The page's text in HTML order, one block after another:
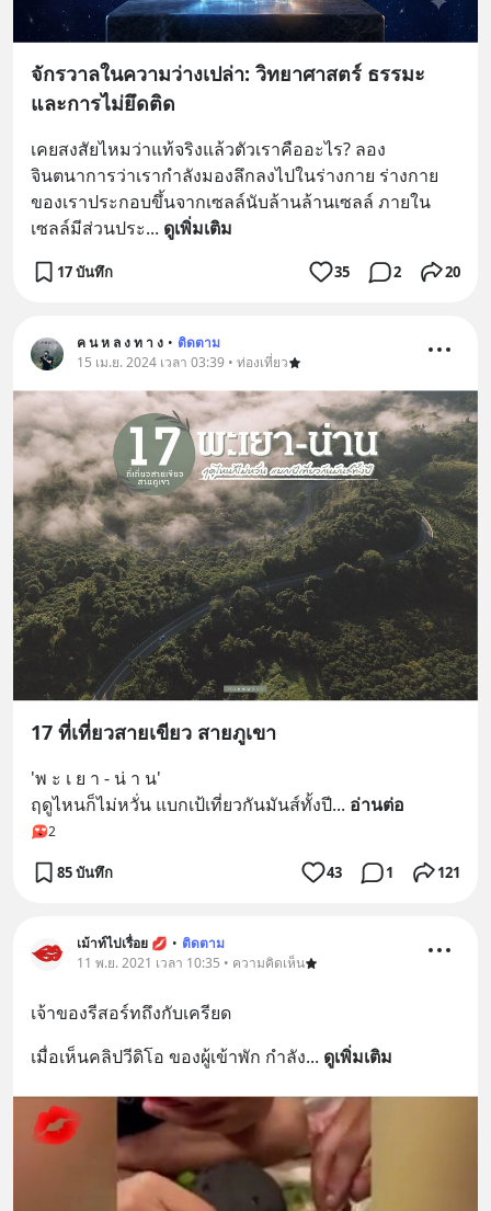
จักรวาลในความว่างเปล่า: วิทยาศาสตร์ ธรรมะ
และการไม่ยึดติด
เคยสงสัยไหมว่าแท้จริงแล้วตัวเราคืออะไร? ลอง
จินตนาการว่าเรากำลังมองลึกลงไปในร่างกาย ร่างกาย
ของเราประกอบขึ้นจากเซลล์นับล้านล้านเซลล์ ภายใน
เซลล์มีส่วนประ... ดูเพิ่มเติม
17 บันทึก 35 2 20
ค น ห ล ง ท า ง • ติดตาม
15 เม.ย. 2024 เวลา 03:39 • ท่องเที่ยว
17 ที่เที่ยวสายเขียว สายภูเขา
'พ ะ เ ย า - น่ า น'
ฤดูไหนก็ไม่หวั่น แบกเป้เที่ยวกันมันส์ทั้งปี... อ่านต่อ
2
85 บันทึก 43 1 121
เม้าท์ไปเรื่อย 💋 • ติดตาม
11 พ.ย. 2021 เวลา 10:35 • ความคิดเห็น
เจ้าของรีสอร์ทถึงกับเครียด
เมื่อเห็นคลิปวีดิโอ ของผู้เข้าพัก กำลัง... ดูเพิ่มเติม